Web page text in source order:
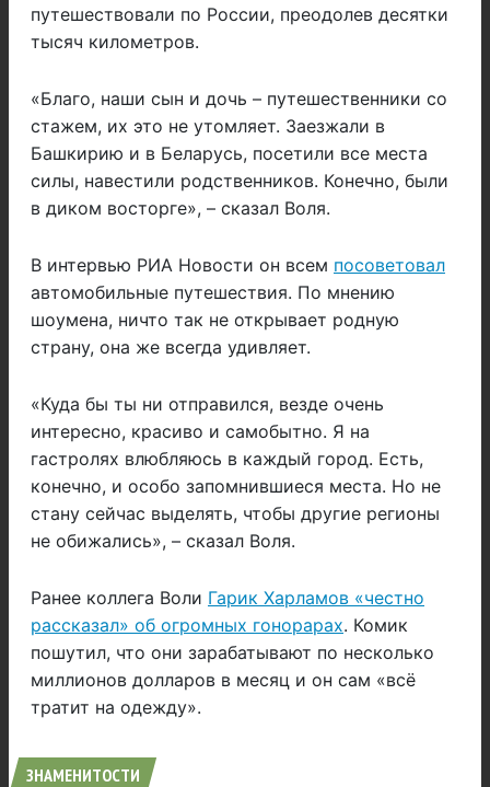
путешествовали по России, преодолев десятки
тысяч километров.
«Благо, наши сын и дочь – путешественники со
стажем, их это не утомляет. Заезжали в
Башкирию и в Беларусь, посетили все места
силы, навестили родственников. Конечно, были
в диком восторге», – сказал Воля.
В интервью РИА Новости он всем посоветовал
автомобильные путешествия. По мнению
шоумена, ничто так не открывает родную
страну, она же всегда удивляет.
«Куда бы ты ни отправился, везде очень
интересно, красиво и самобытно. Я на
гастролях влюбляюсь в каждый город. Есть,
конечно, и особо запомнившиеся места. Но не
стану сейчас выделять, чтобы другие регионы
не обижались», – сказал Воля.
Ранее коллега Воли Гарик Харламов «честно
рассказал» об огромных гонорарах. Комик
пошутил, что они зарабатывают по несколько
миллионов долларов в месяц и он сам «всё
тратит на одежду».
ЗНАМЕНИТОСТИ